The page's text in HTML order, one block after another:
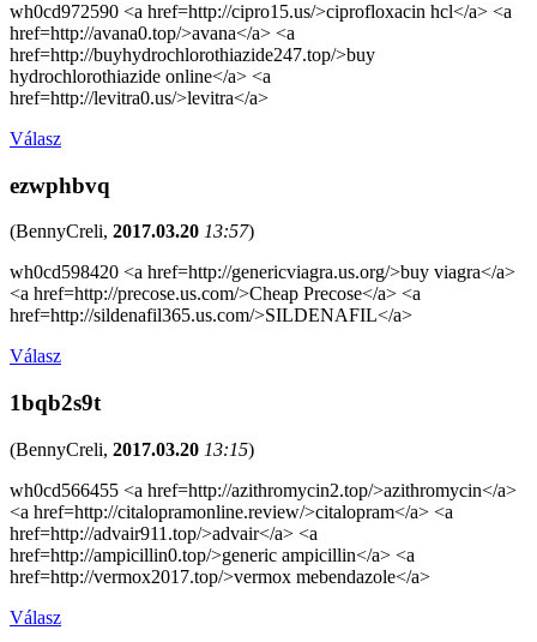
wh0cd972590 <a href=http://cipro15.us/>ciprofloxacin hcl</a> <a
href=http://avana0.top/>avana</a> <a
href=http://buyhydrochlorothiazide247.top/>buy
hydrochlorothiazide online</a> <a
href=http://levitra0.us/>levitra</a>
Válasz
ezwphbvq
(BennyCreli, 2017.03.20 13:57)
wh0cd598420 <a href=http://genericviagra.us.org/>buy viagra</a>
<a href=http://precose.us.com/>Cheap Precose</a> <a
href=http://sildenafil365.us.com/>SILDENAFIL</a>
Válasz
1bqb2s9t
(BennyCreli, 2017.03.20 13:15)
wh0cd566455 <a href=http://azithromycin2.top/>azithromycin</a>
<a href=http://citalopramonline.review/>citalopram</a> <a
href=http://advair911.top/>advair</a> <a
href=http://ampicillin0.top/>generic ampicillin</a> <a
href=http://vermox2017.top/>vermox mebendazole</a>
Válasz